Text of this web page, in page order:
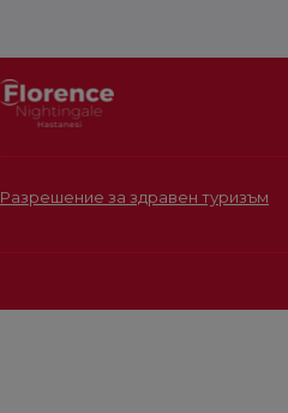
Разрешение за здравен туризъм